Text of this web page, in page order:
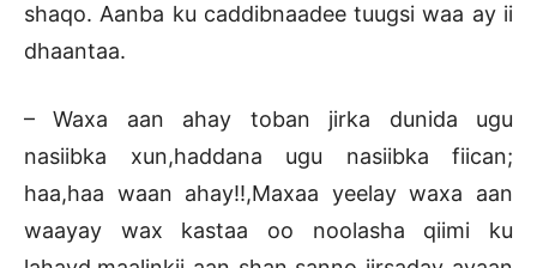
shaqo. Aanba ku caddibnaadee tuugsi waa ay ii
dhaantaa.
– Waxa aan ahay toban jirka dunida ugu
nasiibka xun,haddana ugu nasiibka fiican;
haa,haa waan ahay!!,Maxaa yeelay waxa aan
waayay wax kastaa oo noolasha qiimi ku